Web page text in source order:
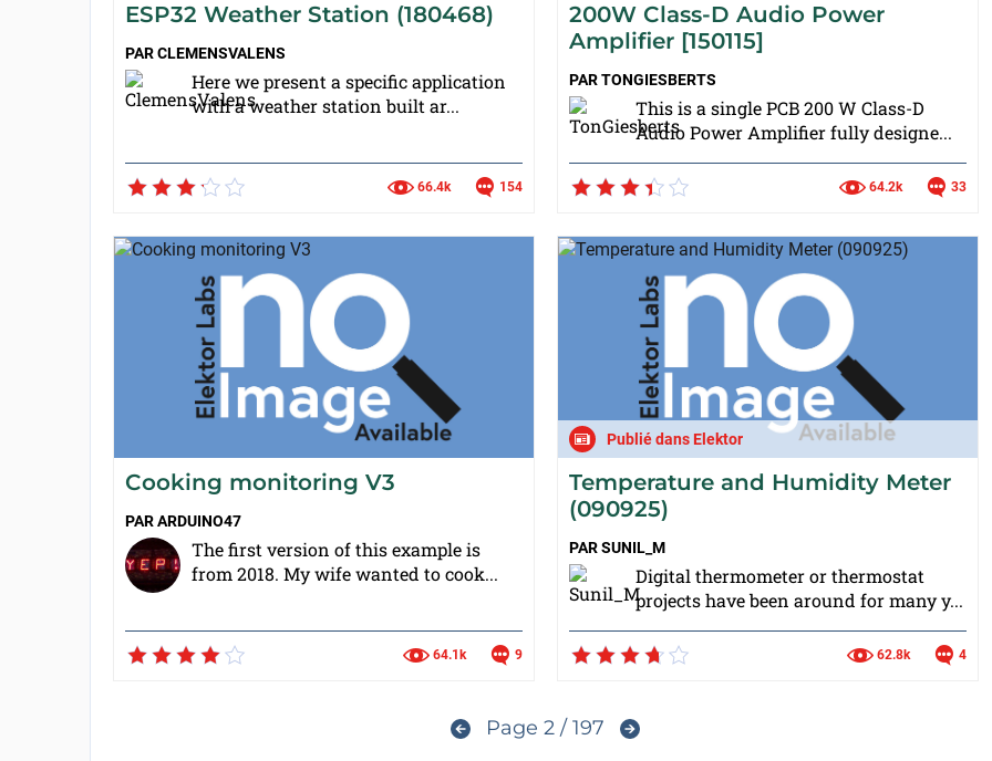
ESP32 Weather Station (180468)
PARCLEMENSVALENS
Here we present a specific application
with a weather station built ar...
66.4k 154
200W Class-D Audio Power
Amplifier [150115]
PARTONGIESBERTS
This is a single PCB 200 W Class-D
Audio Power Amplifier fully designe...
64.2k 33
Cooking monitoring V3
PARARDUINO47
The first version of this example is
from 2018. My wife wanted to cook...
64.1k 9
Publié dans Elektor
Temperature and Humidity Meter
(090925)
PARSUNIL_M
Digital thermometer or thermostat
projects have been around for many y...
62.8k 4
Page 2 / 197